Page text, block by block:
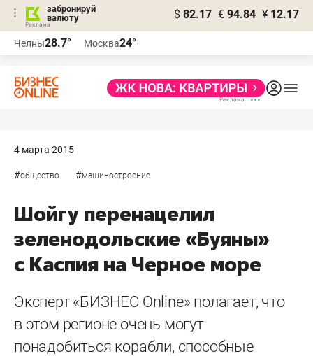
забронируй
валюту
$ 82.17 € 94.84 ¥ 12.17
Челны28.7° Москва24°
4 марта 2015
#общество #машиностроение
Шойгу перенацелил
зеленодольские «Буяны»
с Каспия на Черное море
Эксперт «БИЗНЕС Online» полагает, что
в этом регионе очень могут
понадобиться корабли, способные